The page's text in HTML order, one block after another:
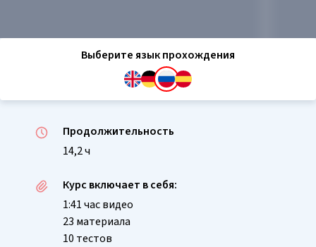
Выберите язык прохождения
Продолжительность
14,2 ч
Курс включает в себя:
1:41 час видео
23 материала
10 тестов